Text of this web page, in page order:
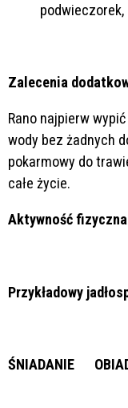
podwieczorek,
Zalecenia
Rano najpierw
wody bez żadnych
pokarmowy do
całe życie.
Aktywność
Przykładowy
ŚNIADANIE